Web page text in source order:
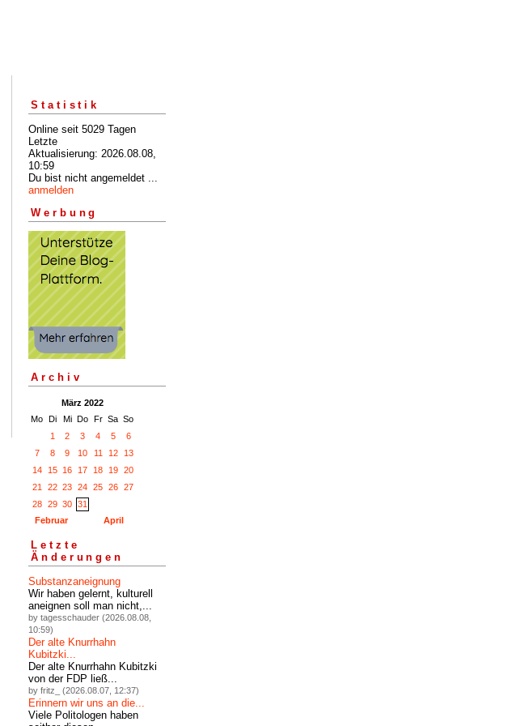
Statistik
Online seit 5029 Tagen
Letzte
Aktualisierung: 2026.08.08,
10:59
Du bist nicht angemeldet ...
anmelden
Werbung
Archiv
März 2022
Mo Di Mi Do Fr Sa So
1
2 3 4 5
6
7
8 9 10 11 12
13
14
15 16 17 18 19
20
21
22 23 24 25 26
27
28
29 30 31
Februar
April
Letzte
Änderungen
Substanzaneignung
Wir haben gelernt, kulturell
aneignen soll man nicht,...
by tagesschauder (2026.08.08,
10:59)
Der alte Knurrhahn
Kubitzki...
Der alte Knurrhahn Kubitzki
von der FDP ließ...
by fritz_ (2026.08.07, 12:37)
Erinnern wir uns an die...
Viele Politologen haben